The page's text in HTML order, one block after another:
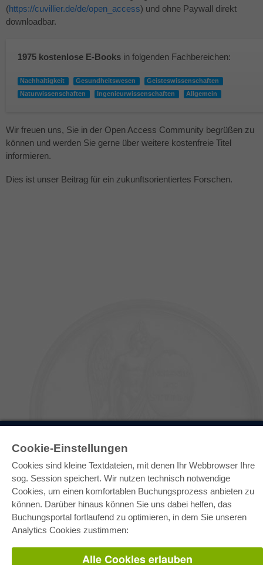
Cookie-Einstellungen
Cookies sind kleine Textdateien, mit denen Ihr Webbrowser Ihre
sog. Session speichert. Wir nutzen technisch notwendige
Cookies, um einen komfortablen Buchungsprozess anbieten zu
können. Darüber hinaus können Sie uns dabei helfen, das
Buchungsportal fortlaufend zu optimieren, in dem Sie unseren
Analytics Cookies zustimmen:
Alle Cookies erlauben
(https://cuvillier.de/de/open_access) und ohne Paywall direkt
downloadbar.
1975 kostenlose E-Books in folgenden Fachbereichen:
Nachhaltigkeit Gesundheitswesen
Geisteswissenschaften
Naturwissenschaften
Ingenieurwissenschaften Allgemein
Wir freuen uns, Sie in der Open Access Community begrüßen zu
können und werden Sie gerne über weitere kostenfreie Titel
informieren.
Dies ist unser Beitrag für ein zukunftsorientiertes Forschen.
Gesamtpaket
Pick & Choose
Bereitstellung von E-Books
WEBSHOP
Alle Autoren
AGB